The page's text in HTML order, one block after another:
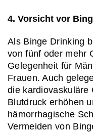
4. Vorsicht vor
Als Binge Drinking
von fünf oder mehr
Gelegenheit für
Frauen. Auch
die kardiovaskuläre
Blutdruck erhöhen
hämorrhagische
Vermeiden von